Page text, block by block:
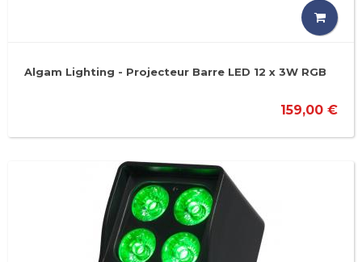
Algam Lighting - Projecteur Barre LED 12 x 3W RGB
159,00 €